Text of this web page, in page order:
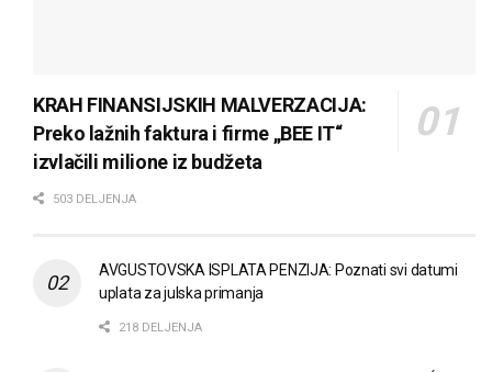
KRAH FINANSIJSKIH MALVERZACIJA:
Preko lažnih faktura i firme „BEE IT“
izvlačili milione iz budžeta
503 DELJENJA
AVGUSTOVSKA ISPLATA PENZIJA: Poznati svi datumi
uplata za julska primanja
218 DELJENJA